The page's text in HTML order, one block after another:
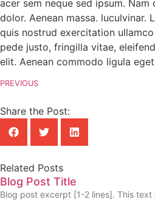
acer sem neque sed ipsum.
dolor. Aenean massa.
quis nostrud exercitation
pede justo, fringilla vitae,
elit. Aenean commodo ligula
PREVIOUS
Share the Post:
Related Posts
Blog Post Title
Blog post excerpt [1-2 lines]. This